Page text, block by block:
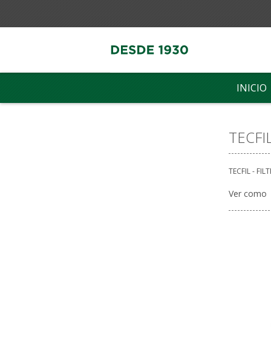
INICIO
TECFIL -
Ver como